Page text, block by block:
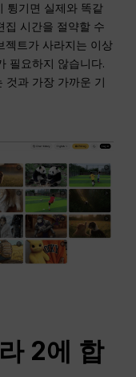
튕기면 실제와 똑같
집 시간을 절약할 수
젝트가 사라지는 이상
필요하지 않습니다.
것과 가장 가까운 기
2에 합